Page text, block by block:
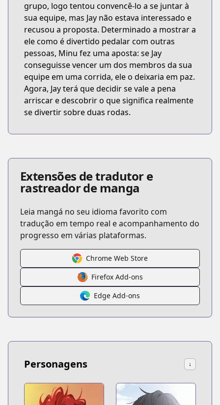
grupo, logo tentou convencê-lo a se juntar à
sua equipe, mas Jay não estava interessado e
recusou a proposta. Determinado a mostrar a
ele como é divertido pedalar com outras
pessoas, Minu fez uma aposta: se Jay
conseguisse vencer um dos membros da sua
equipe em uma corrida, ele o deixaria em paz.
Agora, Jay terá que decidir se vale a pena
arriscar e descobrir o que significa realmente
se divertir sobre duas rodas.
Extensões de tradutor e
rastreador de manga
Leia mangá no seu idioma favorito com
tradução em tempo real e acompanhamento do
progresso em várias plataformas.
Chrome Web Store
Firefox Add-ons
Edge Add-ons
Personagens ↓